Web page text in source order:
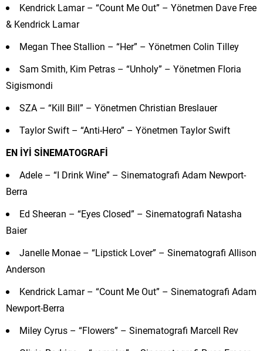
Kendrick Lamar – “Count Me Out” – Yönetmen Dave Free
& Kendrick Lamar
Megan Thee Stallion – “Her” – Yönetmen Colin Tilley
Sam Smith, Kim Petras – “Unholy” – Yönetmen Floria
Sigismondi
SZA – “Kill Bill” – Yönetmen Christian Breslauer
Taylor Swift – “Anti-Hero” – Yönetmen Taylor Swift
EN İYİ SİNEMATOGRAFİ
Adele – “I Drink Wine” – Sinematografi Adam Newport-
Berra
Ed Sheeran – “Eyes Closed” – Sinematografi Natasha
Baier
Janelle Monae – “Lipstick Lover” – Sinematografi Allison
Anderson
Kendrick Lamar – “Count Me Out” – Sinematografi Adam
Newport-Berra
Miley Cyrus – “Flowers” – Sinematografi Marcell Rev